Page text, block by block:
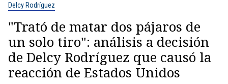
Delcy Rodríguez
"Trató de matar dos pájaros de
un solo tiro": análisis a decisión
de Delcy Rodríguez que causó la
reacción de Estados Unidos